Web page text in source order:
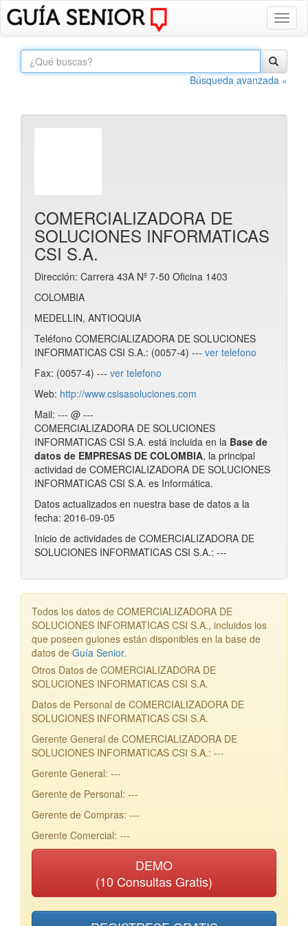
Búsqueda avanzada »
COMERCIALIZADORA DE
SOLUCIONES INFORMATICAS
CSI S.A.
Dirección: Carrera 43A Nº 7-50 Oficina 1403
COLOMBIA
MEDELLIN, ANTIOQUIA
Teléfono COMERCIALIZADORA DE SOLUCIONES
INFORMATICAS CSI S.A.: (0057-4) --- ver telefono
Fax: (0057-4) --- ver telefono
Web: http://www.csisasoluciones.com
Mail: --- @ ---
COMERCIALIZADORA DE SOLUCIONES
INFORMATICAS CSI S.A. está incluida en la Base de
datos de EMPRESAS DE COLOMBIA, la principal
actividad de COMERCIALIZADORA DE SOLUCIONES
INFORMATICAS CSI S.A. es Informática.
Datos actualizados en nuestra base de datos a la
fecha: 2016-09-05
Inicio de actividades de COMERCIALIZADORA DE
SOLUCIONES INFORMATICAS CSI S.A.: ---
Todos los datos de COMERCIALIZADORA DE
SOLUCIONES INFORMATICAS CSI S.A., incluidos los
que poseen guiones están disponibles en la base de
datos de Guía Senior.
Otros Datos de COMERCIALIZADORA DE
SOLUCIONES INFORMATICAS CSI S.A.
Datos de Personal de COMERCIALIZADORA DE
SOLUCIONES INFORMATICAS CSI S.A.
Gerente General de COMERCIALIZADORA DE
SOLUCIONES INFORMATICAS CSI S.A.: ---
Gerente General: ---
Gerente de Personal: ---
Gerente de Compras: ---
Gerente Comercial: ---
DEMO
(10 Consultas Gratis)